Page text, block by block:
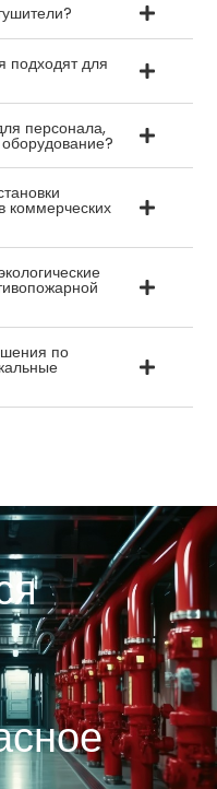
подходят для
персонала,
коммерческих
по